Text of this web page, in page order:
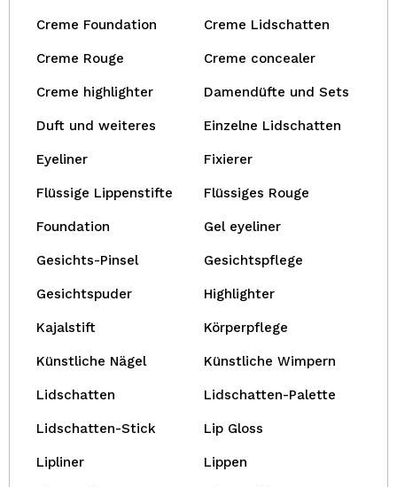
Creme Foundation Creme Lidschatten
Creme Rouge Creme concealer
Creme highlighter Damendüfte und Sets
Duft und weiteres Einzelne Lidschatten
Eyeliner Fixierer
Flüssige Lippenstifte Flüssiges Rouge
Foundation Gel eyeliner
Gesichts-Pinsel Gesichtspflege
Gesichtspuder Highlighter
Kajalstift Körperpflege
Künstliche Nägel Künstliche Wimpern
Lidschatten Lidschatten-Palette
Lidschatten-Stick Lip Gloss
Lipliner Lippen